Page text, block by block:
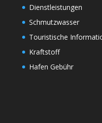
Dienstleistungen
Schmutzwasser
Touristische
Kraftstoff
Hafen Gebühr